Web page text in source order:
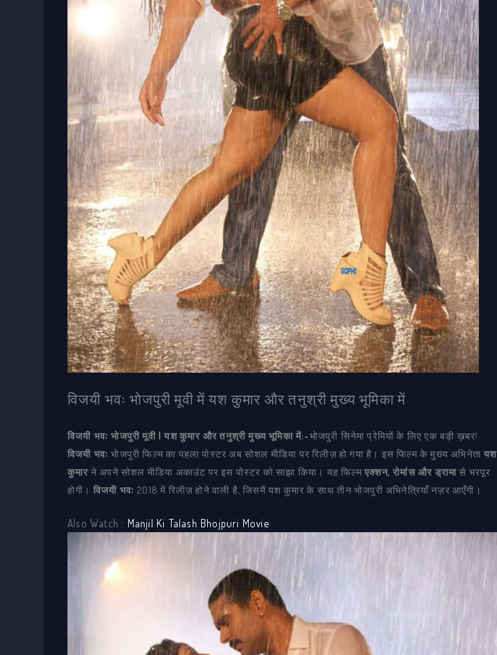
विजयी भवः भोजपुरी मूवी में यश कुमार और तनुश्री मुख्य भूमिका में
विजयी भवः भोजपुरी मूवी | यश कुमार और तनुश्री मुख्य भूमिका में:-भोजपुरी सिनेमा प्रेमियों के लिए एक बड़ी ख़बर!
विजयी भवः भोजपुरी फिल्म का पहला पोस्टर अब सोशल मीडिया पर रिलीज़ हो गया है। इस फिल्म के मुख्य अभिनेतायश
कुमार ने अपने सोशल मीडिया अकाउंट पर इस पोस्टर को साझा किया। यह फिल्मएक्शन, रोमांस और ड्रामा से भरपूर
होगी। विजयी भवः 2018 में रिलीज़ होने वाली है, जिसमें यश कुमार के साथ तीन भोजपुरी अभिनेत्रियाँ नज़र आएँगी।
Also Watch : Manjil Ki Talash Bhojpuri Movie